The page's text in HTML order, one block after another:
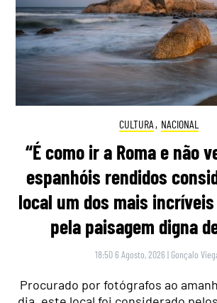
CULTURA , NACIONAL
“É como ir a Roma e não
espanhóis rendidos
local um dos mais
pela paisagem digna
18:50 6 Agosto, 2026 | Gonçalo
Procurado por fotógrafos ao